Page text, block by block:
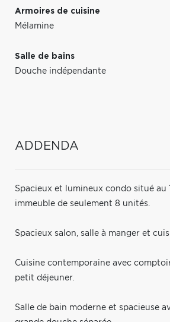
Armoires de cuisine
Mélamine
Salle de bains
Douche indépendante
ADDENDA
Spacieux et lumineux condo situé au
immeuble de seulement 8 unités.
Spacieux salon, salle à manger et
Cuisine contemporaine avec
petit déjeuner.
Salle de bain moderne et spacieuse